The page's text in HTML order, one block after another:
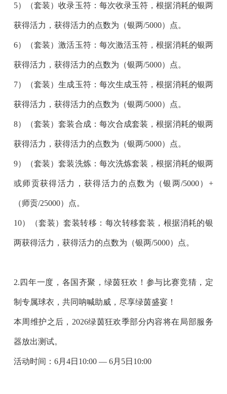
5）（套装）收录玉符：每次收录玉符，根据消耗的银两
获得活力，获得活力的点数为（银两/5000）点。
6）（套装）激活玉符：每次激活玉符，根据消耗的银两
获得活力，获得活力的点数为（银两/5000）点。
7）（套装）生成玉符：每次生成玉符，根据消耗的银两
获得活力，获得活力的点数为（银两/5000）点。
8）（套装）套装合成：每次合成套装，根据消耗的银两
获得活力，获得活力的点数为（银两/5000）点。
9）（套装）套装洗炼：每次洗炼套装，根据消耗的银两
或师贡获得活力，获得活力的点数为（银两/5000）+
（师贡/25000）点。
10）（套装）套装转移：每次转移套装，根据消耗的银
两获得活力，获得活力的点数为（银两/5000）点。
2.四年一度，各国齐聚，绿茵狂欢！参与比赛竞猜，定
制专属球衣，共同呐喊助威，尽享绿茵盛宴！
本周维护之后， 2026绿茵狂欢季部分内容将在 局部服务
器放出测试。
活动时间：6月4日10:00 — 6月5日10:00